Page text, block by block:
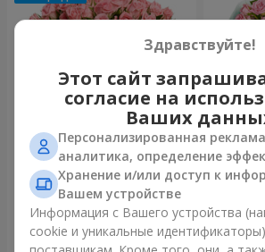
Цветы в коробке "Розовый
оазис"
2 749 грн
маме"
2 249 грн
Здравствуйте!
Этот сайт
согласие на
Ваших
Персонализированная
аналитика, определение
Хранение и/или доступ к
Вашем устройстве
Информация с Вашего устройства
cookie и уникальные